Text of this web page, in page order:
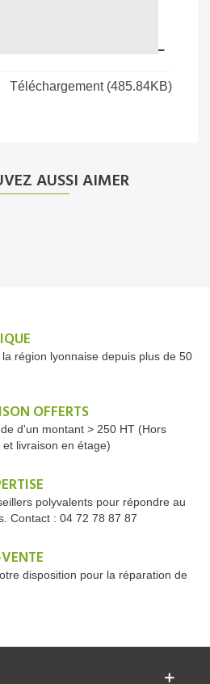
Téléchargement (485.84KB)
AUSSI AIMER
région lyonnaise depuis plus de 50
OFFERTS
d'un montant > 250 HT (Hors
livraison en étage)
polyvalents pour répondre au
Contact : 04 72 78 87 87
disposition pour la réparation de